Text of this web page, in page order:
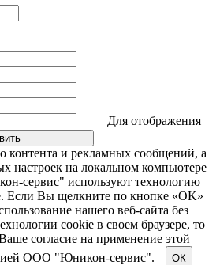
Для отображения
контента и рекламных сообщений, а
настроек на локальном компьютере
сервис" используют технологию
Если Вы щелкните по кнопке «OK»
нашего веб-сайта без
cookie в своем браузере, то
Ваше согласие на применение этой
ООО "Юникон-сервис".
ОК